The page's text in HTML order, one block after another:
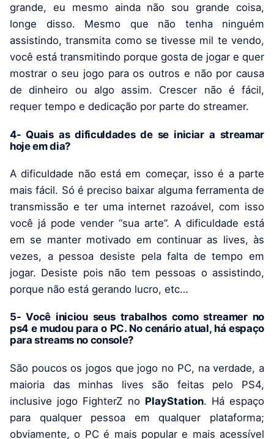
grande, eu mesmo ainda não sou grande coisa,
longe disso. Mesmo que não tenha ninguém
assistindo, transmita como se tivesse mil te vendo,
você está transmitindo porque gosta de jogar e quer
mostrar o seu jogo para os outros e não por causa
de dinheiro ou algo assim. Crescer não é fácil,
requer tempo e dedicação por parte do streamer.
4- Quais as dificuldades de se iniciar a streamar
hoje em dia?
A dificuldade não está em começar, isso é a parte
mais fácil. Só é preciso baixar alguma ferramenta de
transmissão e ter uma internet razoável, com isso
você já pode vender “sua arte”. A dificuldade está
em se manter motivado em continuar as lives, às
vezes, a pessoa desiste pela falta de tempo em
jogar. Desiste pois não tem pessoas o assistindo,
porque não está gerando lucro, etc…
5- Você iniciou seus trabalhos como streamer no
ps4 e mudou para o PC. No cenário atual, há espaço
para streams no console?
São poucos os jogos que jogo no PC, na verdade, a
maioria das minhas lives são feitas pelo PS4,
inclusive jogo FighterZ no PlayStation. Há espaço
para qualquer pessoa em qualquer plataforma;
obviamente, o PC é mais popular e mais acessível